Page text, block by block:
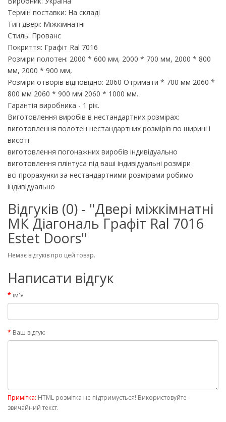
Термін поставки: На складі
Тип двері: Міжкімнатні
Стиль: Прованс
Покриття: Графіт Ral 7016
Розміри полотен: 2000 * 600 мм, 2000 * 700 мм, 2000 * 800
мм, 2000 * 900 мм,
Розміри отворів відповідно: 2060 Отримати * 700 мм 2060 *
800 мм 2060 * 900 мм 2060 * 1000 мм.
Гарантія виробника - 1 рік.
Виготовлення виробів в нестандартних розмірах:
виготовлення полотен нестандартних розмірів по ширині і
висоті
виготовлення погонажних виробів індивідуально
виготовлення плінтуса під ваші індивідуальні розміри
всі прорахунки за нестандартними розмірами робимо
індивідуально
Відгуків (0) - "Двері міжкімнатні
МК Діагональ Графіт Ral 7016
Estet Doors"
Немає відгуків про цей товар.
Написати відгук
ім'я
Ваш відгук:
Примітка: HTML розмітка не підтримується! Використовуйте
звичайний текст.